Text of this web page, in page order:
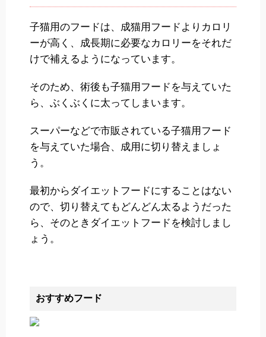
子猫用のフードは、成猫用フードよりカロリ
ーが高く、成長期に必要なカロリーをそれだ
けで補えるようになっています。
そのため、術後も子猫用フードを与えていた
ら、ぶくぶくに太ってしまいます。
スーパーなどで市販されている子猫用フード
を与えていた場合、成用に切り替えましょ
う。
最初からダイエットフードにすることはない
ので、切り替えてもどんどん太るようだった
ら、そのときダイエットフードを検討しまし
ょう。
おすすめフード